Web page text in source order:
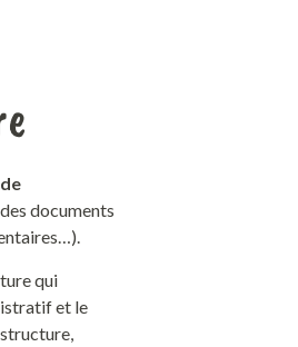
documents
qui
et le